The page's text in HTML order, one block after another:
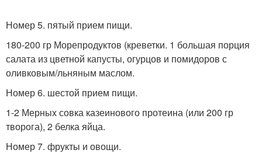
Номер 5. пятый прием пищи.
180-200 гр Морепродуктов (креветки. 1 большая порция
салата из цветной капусты, огурцов и помидоров с
оливковым/льняным маслом.
Номер 6. шестой прием пищи.
1-2 Мерных совка казеинового протеина (или 200 гр
творога), 2 белка яйца.
Номер 7. фрукты и овощи.